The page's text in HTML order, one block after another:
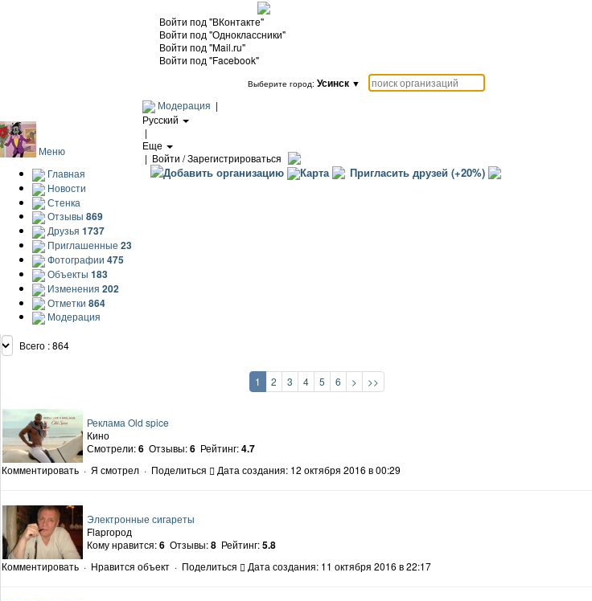
Войти под "ВКонтакте"
Войти под "Одноклассники"
Войти под "Mail.ru"
Войти под "Facebook"
Выберите город: Усинск ▼
Модерация |
Русский
|
Еще
| Войти / Зарегистрироваться
Добавить организацию Карта Пригласить друзей (+20%)
Меню
Главная
Новости
Стенка
Отзывы 869
Друзья 1737
Приглашенные 23
Фотографии 475
Объекты 183
Изменения 202
Отметки 864
Модерация
Всего : 864
1 2 3 4 5 6 > >>
Реклама Old spice
Кино
Смотрели:6 Отзывы:6 Рейтинг:4.7
Комментировать · Я смотрел · Поделиться Дата создания: 12 октября 2016 в 00:29
Электронные сигареты
Flapгород
Кому нравится:6 Отзывы:8 Рейтинг:5.8
Комментировать · Нравится объект · Поделиться Дата создания: 11 октября 2016 в 22:17